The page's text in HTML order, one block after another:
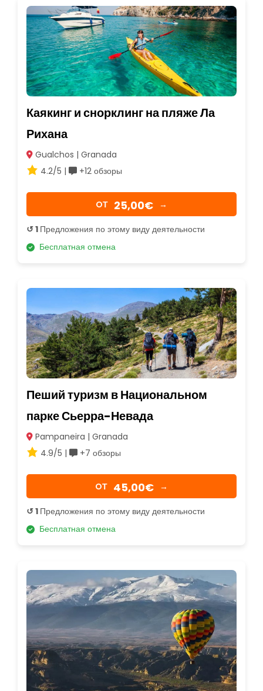
Каякинг и снорклинг на пляже Ла
Рихана
Gualchos | Granada
4.2/5 |
+12 обзоры
OТ 25,00€ →
↺ 1 Предложения по этому виду деятельности
Бесплатная отмена
Пеший туризм в Национальном
парке Сьерра-Невада
Pampaneira | Granada
4.9/5 |
+7 обзоры
OТ 45,00€ →
↺ 1 Предложения по этому виду деятельности
Бесплатная отмена